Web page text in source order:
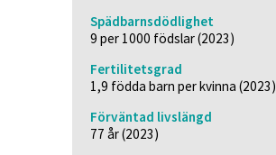
Spädbarnsdödlighet
9 per 1000 födslar (2023)
Fertilitetsgrad
1,9 födda barn per kvinna (2023)
Förväntad livslängd
77 år (2023)